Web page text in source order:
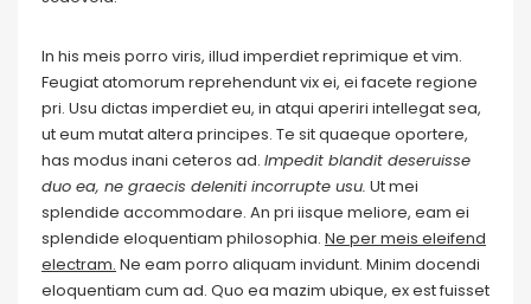
In his meis porro viris, illud imperdiet reprimique et vim.
Feugiat atomorum reprehendunt vix ei, ei facete regione
pri. Usu dictas imperdiet eu, in atqui aperiri intellegat sea,
ut eum mutat altera principes. Te sit quaeque oportere,
has modus inani ceteros ad. Impedit blandit deseruisse
duo ea, ne graecis deleniti incorrupte usu. Ut mei
splendide accommodare. An pri iisque meliore, eam ei
splendide eloquentiam philosophia. Ne per meis eleifend
electram. Ne eam porro aliquam invidunt. Minim docendi
eloquentiam cum ad. Quo ea mazim ubique, ex est fuisset